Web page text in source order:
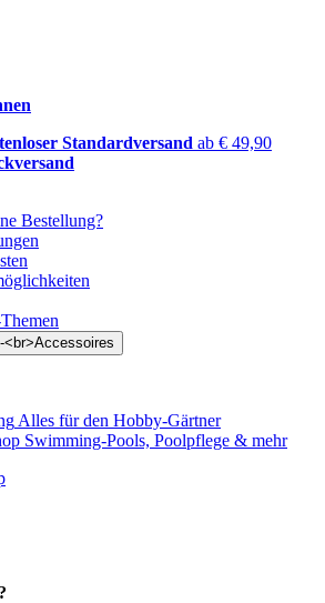
Standardversand ab € 49,90
Bestellung?
Alles für den Hobby-Gärtner
Swimming-Pools, Poolpflege & mehr